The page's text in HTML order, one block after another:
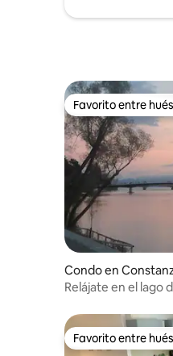
Favorito entre
Favorito entre
Condo en
Relájate en el lago
Favorito entre
Favorito entre